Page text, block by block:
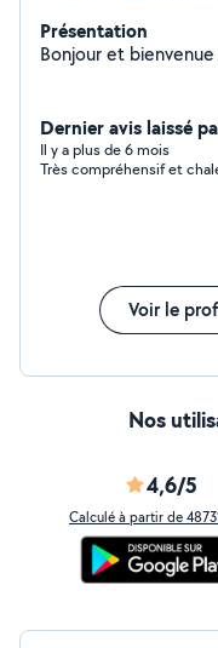
Présentation
Bonjour et
Dernier avis laissé
Il y a plus de 6 mois
Très compréhensif et
Voir le
Nos
4,6/5
Calculé à partir de